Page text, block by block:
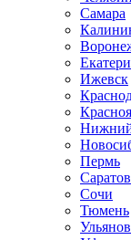
Самара
Ижевск
Пермь
Саратов
Сочи
Тюмень